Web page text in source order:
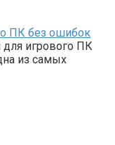
ПК без ошибок
игрового ПК
из самых